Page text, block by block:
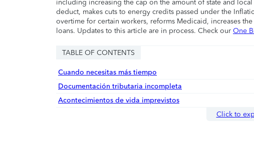
including increasing the cap on the amount of state and
deduct, makes cuts to energy credits passed under the
overtime for certain workers, reforms Medicaid, increases
loans. Updates to this article are in process. Check our One
TABLE OF CONTENTS
Cuando necesitas más tiempo
Documentación tributaria incompleta
Acontecimientos de vida imprevistos
Click to